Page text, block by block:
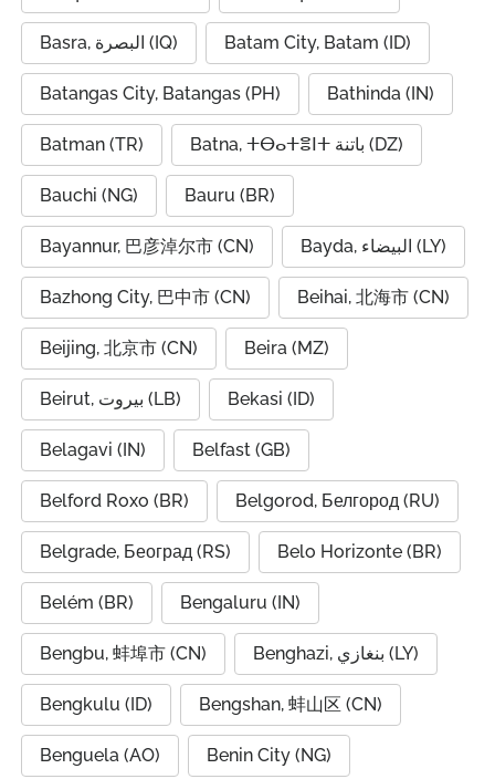
Basra, البصرة (IQ) Batam City, Batam (ID)
Batangas City, Batangas (PH) Bathinda (IN)
Batman (TR) Batna, ⵜⴱⴰⵜⴻⵏⵜ باتنة (DZ)
Bauchi (NG) Bauru (BR)
Bayannur, 巴彦淖尔市 (CN) Bayda, البيضاء (LY)
Bazhong City, 巴中市 (CN) Beihai, 北海市 (CN)
Beijing, 北京市 (CN) Beira (MZ)
Beirut, بيروت (LB) Bekasi (ID)
Belagavi (IN) Belfast (GB)
Belford Roxo (BR) Belgorod, Белгород (RU)
Belgrade, Београд (RS) Belo Horizonte (BR)
Belém (BR) Bengaluru (IN)
Bengbu, 蚌埠市 (CN) Benghazi, بنغازي (LY)
Bengkulu (ID) Bengshan, 蚌山区 (CN)
Benguela (AO) Benin City (NG)